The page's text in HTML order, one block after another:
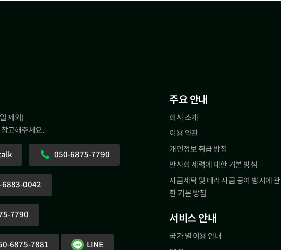
제외)
고해주세요.
050-6875-7790
0042
7790
6875-7881 LINE
주요 안내
회사 소개
이용 약관
개인정보 취급 방침
반사회 세력에 대한 기본 방침
자금세탁 및 테러 자금 공여 방지에 관
한 기본 방침
서비스 안내
국가 별 이용 안내